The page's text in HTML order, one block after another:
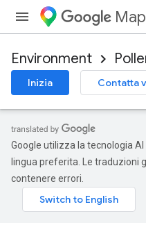
Environment
Inizia Contatta
Google utilizza la tecnologia
lingua preferita. Le traduzioni
contenere errori.